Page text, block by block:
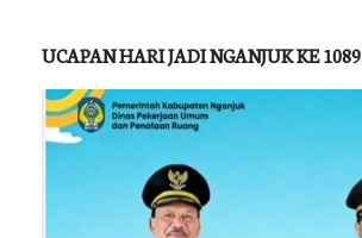
UCAPAN HARI JADI NGANJUK KE 1089